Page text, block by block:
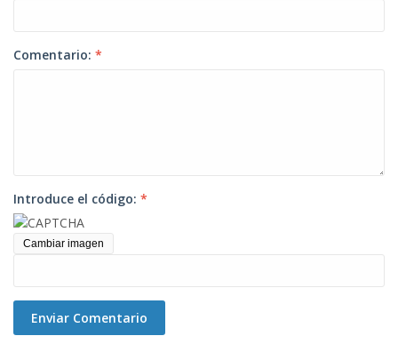
Comentario: *
Introduce el código: *
Cambiar imagen
Enviar Comentario